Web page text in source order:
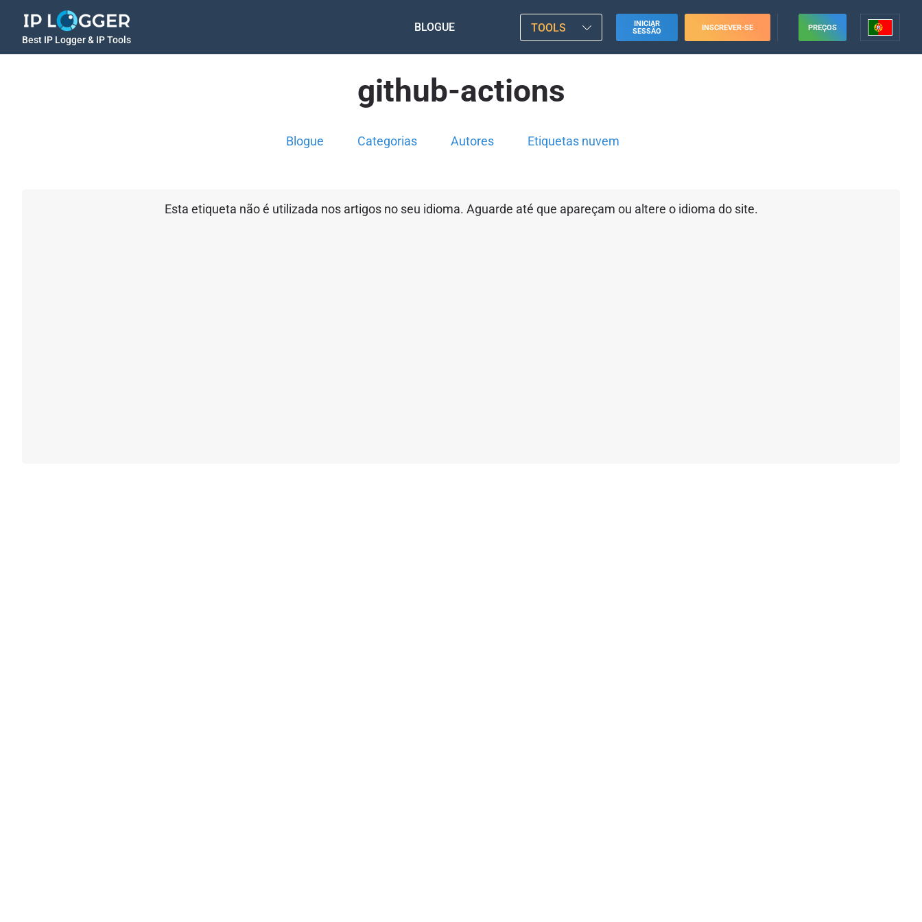
Best IP Logger & IP Tools
BLOGUE TOOLS
INICIAR
SESSÃO
INSCREVER-SE PREÇOS
github-actions
Blogue Categorias Autores Etiquetas nuvem